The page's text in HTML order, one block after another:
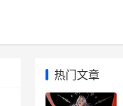
热门文章